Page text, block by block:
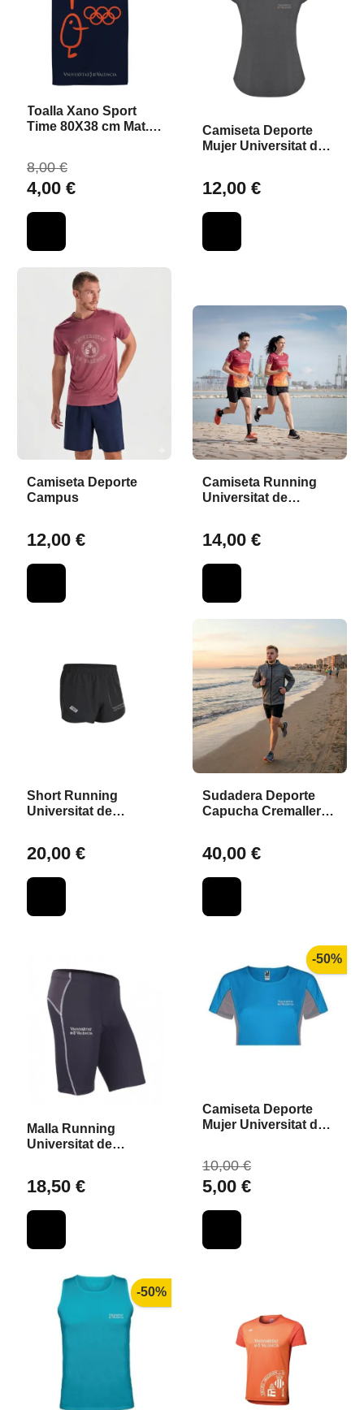
Toalla Xano Sport
Time 80X38 cm Mat.
8,00 €
4,00 €
Camiseta Deporte
Mujer Universitat de
12,00 €
Camiseta Deporte
Campus
12,00 €
Camiseta Running
Universitat de
14,00 €
Short Running
Universitat de
20,00 €
Sudadera Deporte
Capucha Cremallera
Oscuro - S
40,00 €
Malla Running
Universitat de
18,50 €
-50%
Camiseta Deporte
Mujer Universitat de
10,00 €
5,00 €
-50%